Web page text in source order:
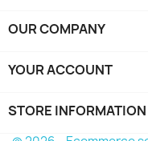
OUR COMPANY
YOUR ACCOUNT
STORE INFORMATION